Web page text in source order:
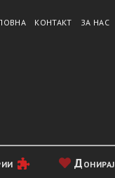
КОНТАКТ ЗА НАС
Донирај